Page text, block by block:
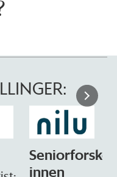
Seniorforsker
innen